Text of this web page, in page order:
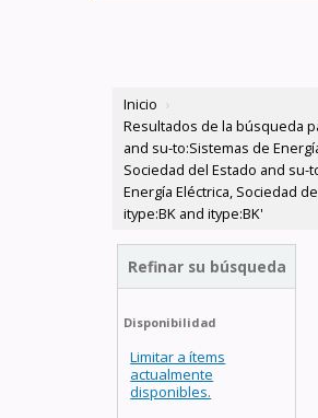
Inicio ›
Resultados de la búsqueda
and su-to:Sistemas de
Sociedad del Estado and su-
Energía Eléctrica, Sociedad
itype:BK and itype:BK'
Refinar su búsqueda
Disponibilidad
Limitar a ítems
actualmente
disponibles.